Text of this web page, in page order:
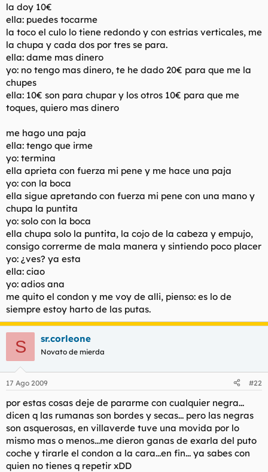
la doy 10€
ella: puedes tocarme
la toco el culo lo tiene redondo y con estrias verticales, me
la chupa y cada dos por tres se para.
ella: dame mas dinero
yo: no tengo mas dinero, te he dado 20€ para que me la
chupes
ella: 10€ son para chupar y los otros 10€ para que me
toques, quiero mas dinero
me hago una paja
ella: tengo que irme
yo: termina
ella aprieta con fuerza mi pene y me hace una paja
yo: con la boca
ella sigue apretando con fuerza mi pene con una mano y
chupa la puntita
yo: solo con la boca
ella chupa solo la puntita, la cojo de la cabeza y empujo,
consigo correrme de mala manera y sintiendo poco placer
yo: ¿ves? ya esta
ella: ciao
yo: adios ana
me quito el condon y me voy de alli, pienso: es lo de
siempre estoy harto de las putas.
S sr.corleone
Novato de mierda
17 Ago 2009 #22
por estas cosas deje de pararme con cualquier negra...
dicen q las rumanas son bordes y secas... pero las negras
son asquerosas, en villaverde tuve una movida por lo
mismo mas o menos...me dieron ganas de exarla del puto
coche y tirarle el condon a la cara...en fin... ya sabes con
quien no tienes q repetir xDD